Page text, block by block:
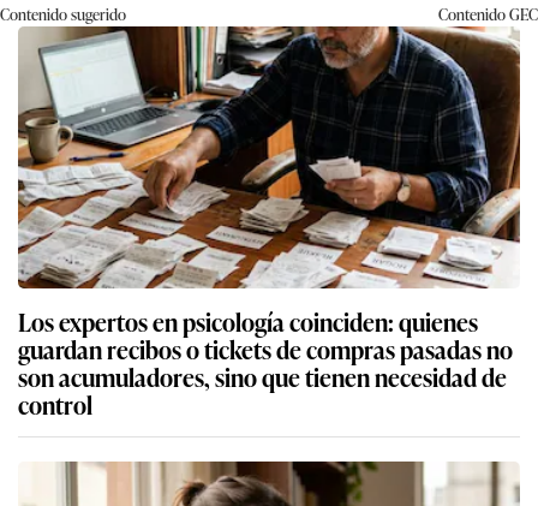
Contenido sugerido ContenidoGEC
Los expertos en psicología coinciden: quienes
guardan recibos o tickets de compras pasadas no
son acumuladores, sino que tienen necesidad de
control